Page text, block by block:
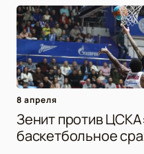
8 апреля
Зенит против
баскетбольное